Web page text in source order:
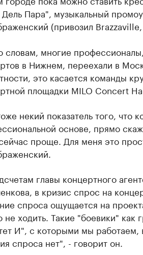
Пара", музыкальный
(привозил Brazzaville,
словам, многие
в Нижнем, переехали в
это касается команды
площадки MILO Concert
некий показатель того, что
основе, прямо
проще. Для меня это
главы концертного
в кризис спрос на
спроса ощущается на
не ходить. Такие "боевики" как
И", с которыми мы работаем,
спроса нет", - говорит он.